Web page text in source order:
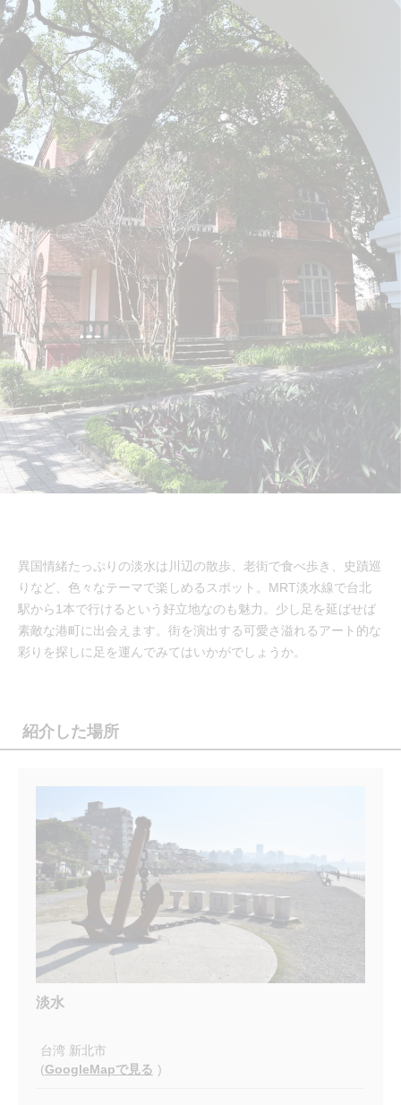
異国情緒たっぷりの淡水は川辺の散歩、老街で食べ歩き、史蹟巡
りなど、色々なテーマで楽しめるスポット。MRT淡水線で台北
駅から1本で行けるという好立地なのも魅力。少し足を延ばせば
素敵な港町に出会えます。街を演出する可愛さ溢れるアート的な
彩りを探しに足を運んでみてはいかがでしょうか。
紹介した場所
淡水
台湾 新北市
(GoogleMapで見る )